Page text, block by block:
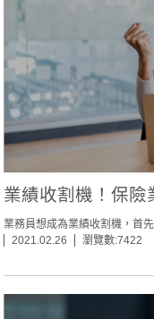
業績收割機！保
業務員想成為業績收割機，首
2021.02.26
瀏覽數:7422